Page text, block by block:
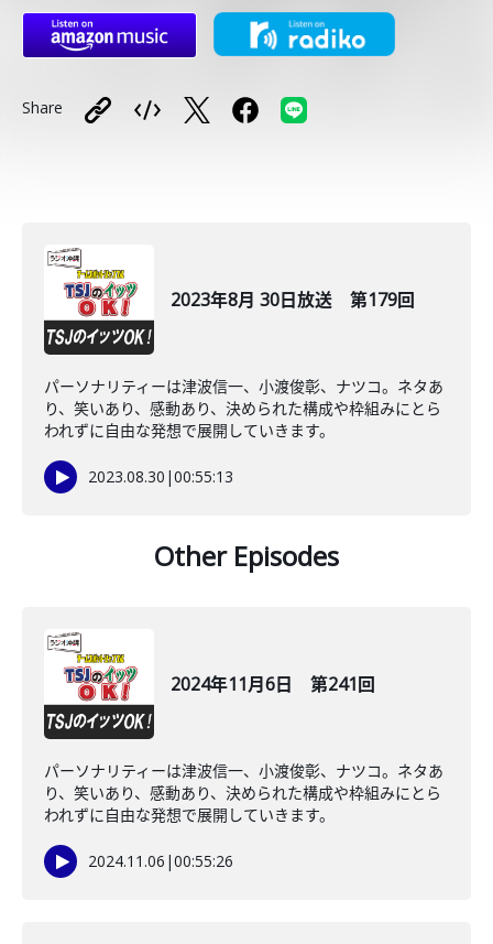
Share
2023年8月 30日放送 第179回
パーソナリティーは津波信一、小渡俊彰、ナツコ。ネタあ
り、笑いあり、感動あり、決められた構成や枠組みにとら
われずに自由な発想で展開していきます。
2023.08.30 |00:55:13
Other Episodes
2024年11月6日 第241回
パーソナリティーは津波信一、小渡俊彰、ナツコ。ネタあ
り、笑いあり、感動あり、決められた構成や枠組みにとら
われずに自由な発想で展開していきます。
2024.11.06 |00:55:26